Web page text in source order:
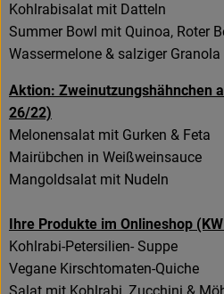
Kohlrabisalat mit Datteln
Summer Bowl mit Quinoa, Roter
Wassermelone & salziger Granola
Aktion: Zweinutzungshähnchen
26/22)
Melonensalat mit Gurken & Feta
Mairübchen in Weißweinsauce
Mangoldsalat mit Nudeln
Ihre Produkte im Onlineshop
Kohlrabi-Petersilien- Suppe
Vegane Kirschtomaten-Quiche